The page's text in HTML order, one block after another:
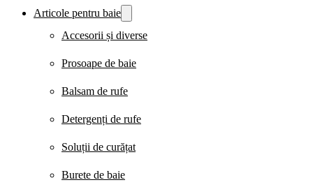
Articole pentru baie
Accesorii și diverse
Prosoape de baie
Balsam de rufe
Detergenți de rufe
Soluții de curățat
Burete de baie